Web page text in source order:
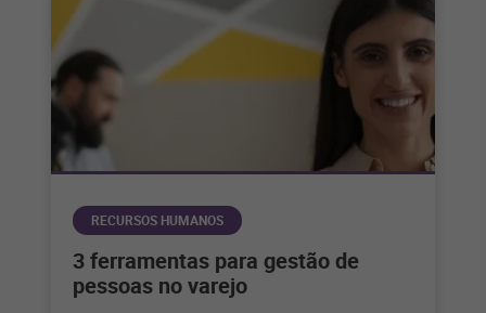
RECURSOS HUMANOS
3 ferramentas para gestão de
pessoas no varejo